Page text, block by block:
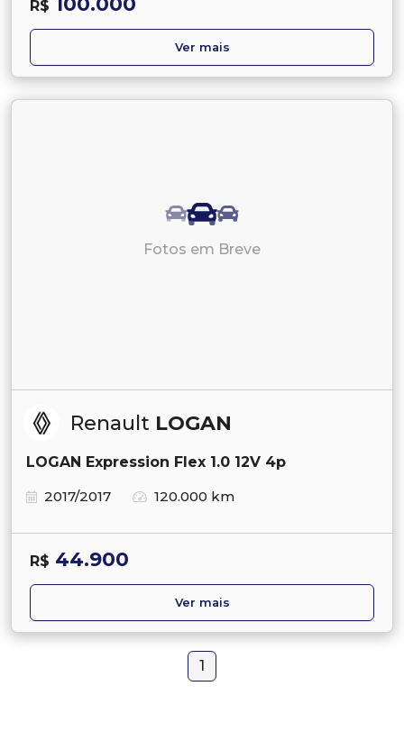
R$
Ver mais
Fotos em Breve
Renault LOGAN
LOGAN Expression Flex 1.0 12V 4p
2017/2017
120.000 km
R$ 44.900
Ver mais
1